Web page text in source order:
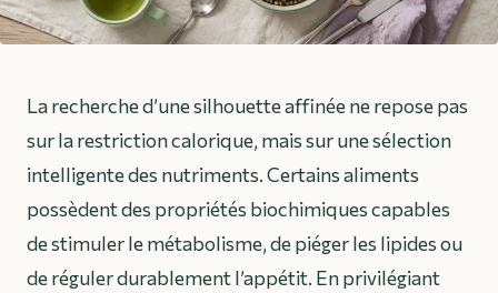
La recherche d’une silhouette affinée ne repose pas
sur la restriction calorique, mais sur une sélection
intelligente des nutriments. Certains aliments
possèdent des propriétés biochimiques capables
de stimuler le métabolisme, de piéger les lipides ou
de réguler durablement l’appétit. En privilégiant